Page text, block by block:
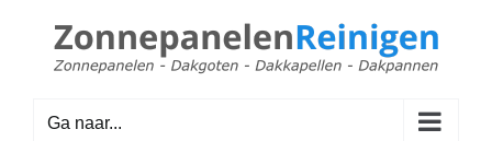
inhoud
Ga naar...